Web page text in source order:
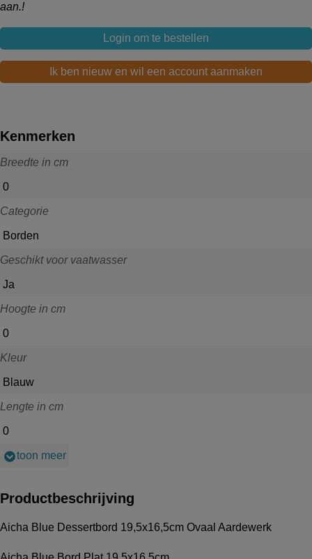
aan.!
Login om te bestellen
Ik ben nieuw en wil een account aanmaken
Kenmerken
Breedte in cm
0
Categorie
Borden
Geschikt voor vaatwasser
Ja
Hoogte in cm
0
Kleur
Blauw
Lengte in cm
0
toon meer
Productbeschrijving
Aicha Blue Dessertbord 19,5x16,5cm Ovaal Aardewerk